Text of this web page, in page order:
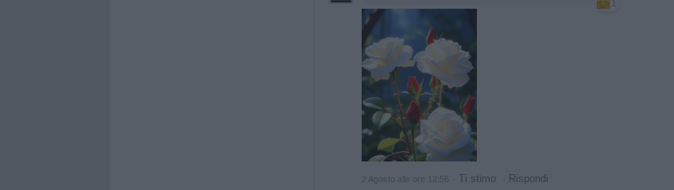
1
2 Agosto alle ore 12:56 Ti stimo Rispondi